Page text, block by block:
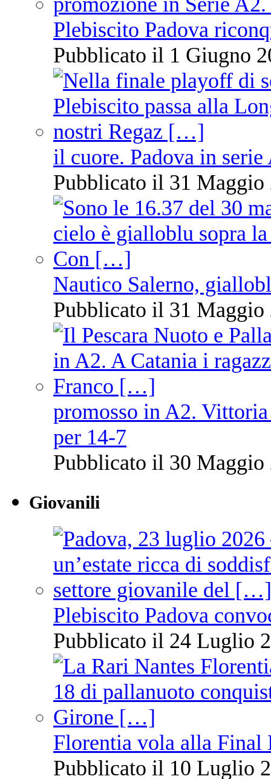
Plebiscito Padova
Pubblicato il 1 Giugno
il cuore. Padova in serie
Pubblicato il 31 Maggio
Nautico Salerno,
Pubblicato il 31 Maggio
promosso in A2.
per 14-7
Pubblicato il 30 Maggio
Giovanili
Plebiscito Padova
Pubblicato il 24 Luglio
Florentia vola alla Final
Pubblicato il 10 Luglio